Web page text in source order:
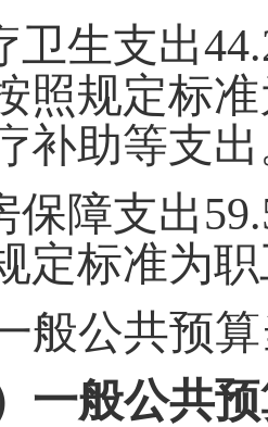
卫生支出
照规定标
补助等支
保障支出
定标准为
般公共预
一般公共